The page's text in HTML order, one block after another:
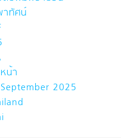
ทัศน์
น้า
2025